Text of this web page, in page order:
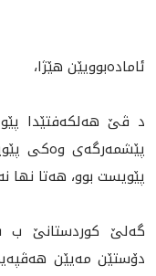
ئامادەبوویێن هێژا،
د ڤێ هەلکەفتێدا
پێشمەرگەی وه‌كى
پێويست بوو، هه‌تا نها
گەلێ کوردستانێ ب
دۆستێن مەيێن